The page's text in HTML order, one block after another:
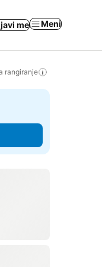
me Meni
rangiranje